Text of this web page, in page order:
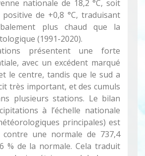
nationale de 18,2 °C, soit
de +0,8 °C, traduisant
plus chaud que la
(1991-2020).
présentent une forte
avec un excédent marqué
le centre, tandis que le sud a
très important, et des cumuls
plusieurs stations. Le bilan
à l’échelle nationale
principales) est
contre une normale de 737,4
% de la normale. Cela traduit